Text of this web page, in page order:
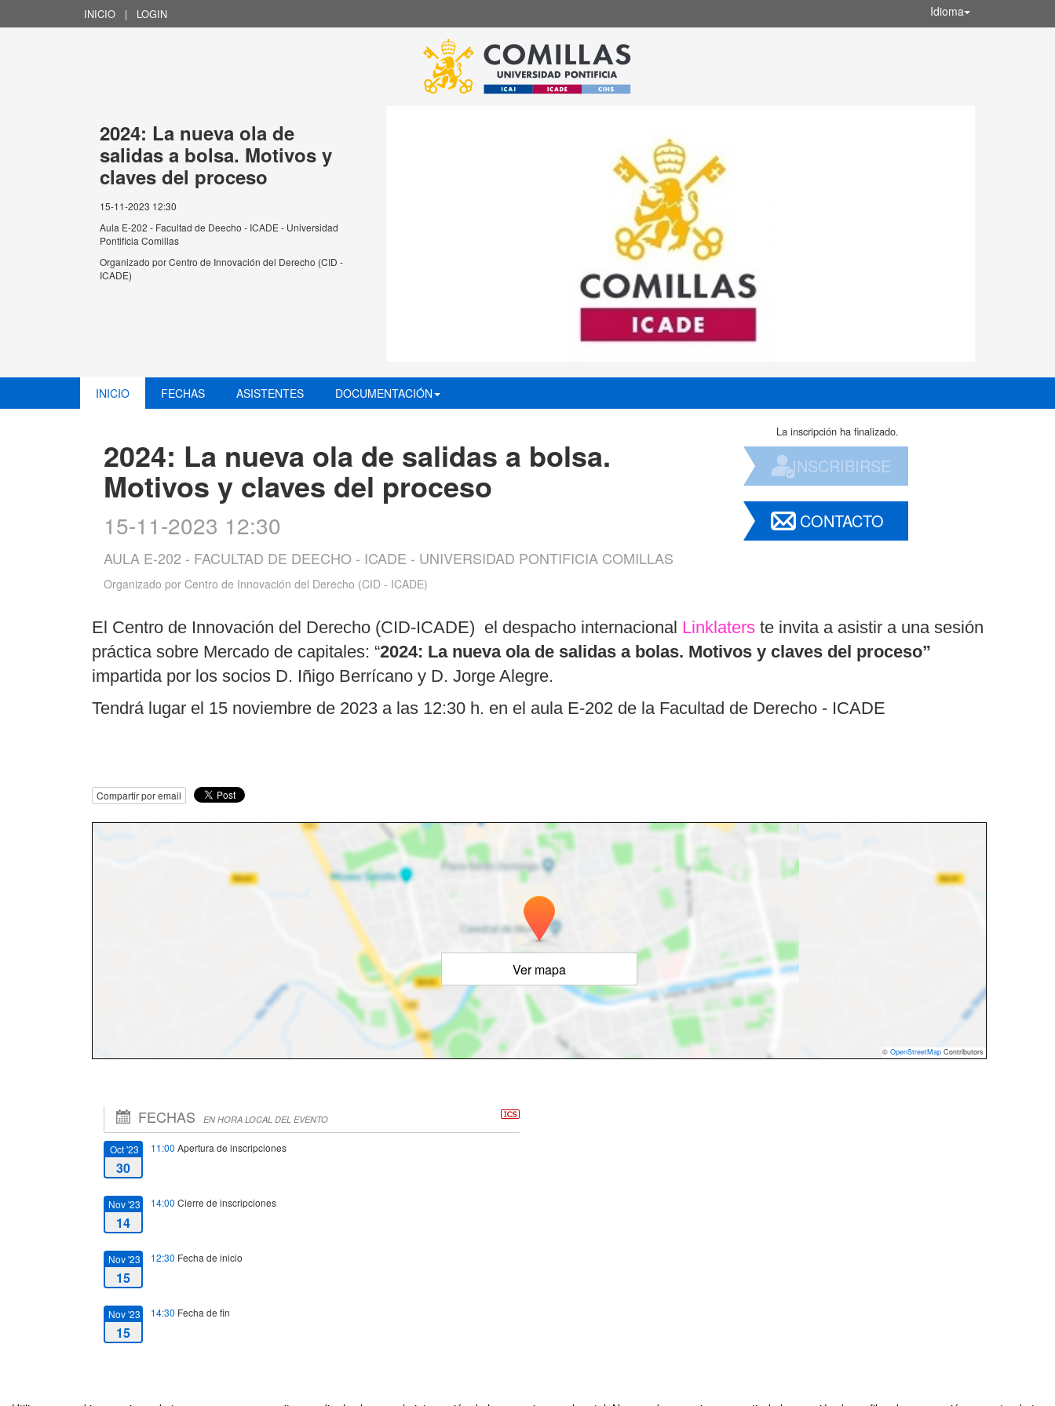
INICIO | LOGIN Idioma
2024: La nueva ola de
salidas a bolsa. Motivos y
claves del proceso
15-11-2023 12:30
Aula E-202 - Facultad de Deecho - ICADE - Universidad
Pontificia Comillas
Organizado porCentro de Innovación del Derecho (CID -
ICADE)
INICIO FECHAS ASISTENTES DOCUMENTACIÓN
2024: La nueva ola de salidas a bolsa.
Motivos y claves del proceso
15-11-2023 12:30
AULA E-202 - FACULTAD DE DEECHO - ICADE - UNIVERSIDAD PONTIFICIA COMILLAS
Organizado por Centro de Innovación del Derecho (CID - ICADE)
La inscripción ha finalizado.
INSCRIBIRSE
CONTACTO
El Centro de Innovación del Derecho (CID-ICADE) el despacho internacional Linklaters te invita a asistir a una sesión
práctica sobre Mercado de capitales: “2024: La nueva ola de salidas a bolas. Motivos y claves del proceso”
impartida por los socios D. Iñigo Berrícano y D. Jorge Alegre.
Tendrá lugar el 15 noviembre de 2023 a las 12:30 h. en el aula E-202 de la Facultad de Derecho - ICADE
Compartir por email
Ver mapa
© OpenStreetMap Contributors
FECHAS EN HORA LOCAL DEL EVENTO
Oct '23
30
11:00 Apertura de inscripciones
Nov '23
14
14:00 Cierre de inscripciones
Nov '23
15
12:30 Fecha de inicio
Nov '23
15
14:30 Fecha de fin